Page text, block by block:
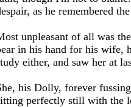
as he remembered
unpleasant of all was
in his hand for his wife,
either, and saw her at
his Dolly, forever
perfectly still with the